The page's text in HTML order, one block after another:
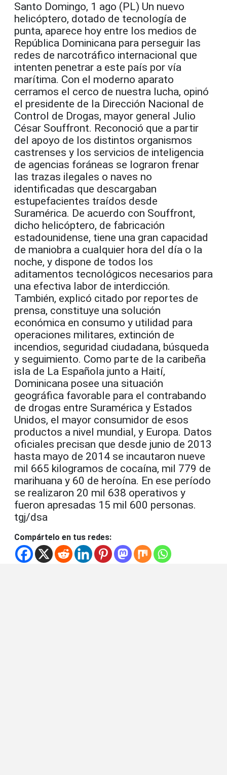
Santo Domingo, 1 ago (PL) Un nuevo
helicóptero, dotado de tecnología de
punta, aparece hoy entre los medios de
República Dominicana para perseguir las
redes de narcotráfico internacional que
intenten penetrar a este país por vía
marítima. Con el moderno aparato
cerramos el cerco de nuestra lucha, opinó
el presidente de la Dirección Nacional de
Control de Drogas, mayor general Julio
César Souffront. Reconoció que a partir
del apoyo de los distintos organismos
castrenses y los servicios de inteligencia
de agencias foráneas se lograron frenar
las trazas ilegales o naves no
identificadas que descargaban
estupefacientes traídos desde
Suramérica. De acuerdo con Souffront,
dicho helicóptero, de fabricación
estadounidense, tiene una gran capacidad
de maniobra a cualquier hora del día o la
noche, y dispone de todos los
aditamentos tecnológicos necesarios para
una efectiva labor de interdicción.
También, explicó citado por reportes de
prensa, constituye una solución
económica en consumo y utilidad para
operaciones militares, extinción de
incendios, seguridad ciudadana, búsqueda
y seguimiento. Como parte de la caribeña
isla de La Española junto a Haití,
Dominicana posee una situación
geográfica favorable para el contrabando
de drogas entre Suramérica y Estados
Unidos, el mayor consumidor de esos
productos a nivel mundial, y Europa. Datos
oficiales precisan que desde junio de 2013
hasta mayo de 2014 se incautaron nueve
mil 665 kilogramos de cocaína, mil 779 de
marihuana y 60 de heroína. En ese período
se realizaron 20 mil 638 operativos y
fueron apresadas 15 mil 600 personas.
tgj/dsa
Compártelo en tus redes: